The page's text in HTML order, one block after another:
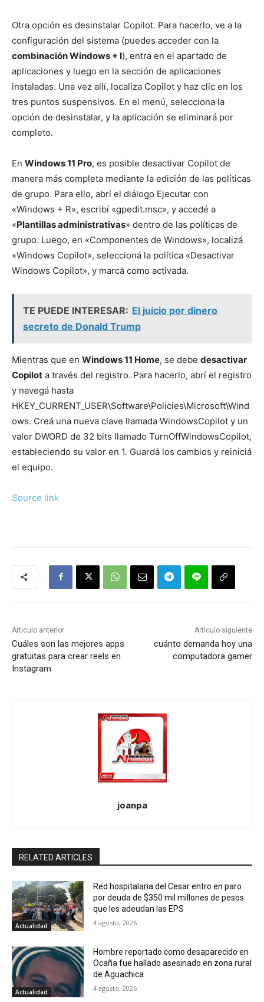
Otra opción es desinstalar Copilot. Para hacerlo, ve a la
configuración del sistema (puedes acceder con la
combinación Windows + I), entra en el apartado de
aplicaciones y luego en la sección de aplicaciones
instaladas. Una vez allí, localiza Copilot y haz clic en los
tres puntos suspensivos. En el menú, selecciona la
opción de desinstalar, y la aplicación se eliminará por
completo.
En Windows 11 Pro, es posible desactivar Copilot de
manera más completa mediante la edición de las políticas
de grupo. Para ello, abrí el diálogo Ejecutar con
«Windows + R», escribí «gpedit.msc», y accedé a
«Plantillas administrativas» dentro de las políticas de
grupo. Luego, en «Componentes de Windows», localizá
«Windows Copilot», seleccioná la política «Desactivar
Windows Copilot», y marcá como activada.
TE PUEDE INTERESAR: El juicio por dinero
secreto de Donald Trump
Mientras que en Windows 11 Home, se debe desactivar
Copilot a través del registro. Para hacerlo, abrí el registro
y navegá hasta
HKEY_CURRENT_USER\Software\Policies\Microsoft\Wind
ows. Creá una nueva clave llamada WindowsCopilot y un
valor DWORD de 32 bits llamado TurnOffWindowsCopilot,
estableciendo su valor en 1. Guardá los cambios y reiniciá
el equipo.
Source link
Artículo anterior
Cuáles son las mejores apps
gratuitas para crear reels en
Instagram
Artículo siguiente
cuánto demanda hoy una
computadora gamer
joanpa
RELATED ARTICLES
Actualidad
Red hospitalaria del Cesar entro en paro
por deuda de $350 mil millones de pesos
que les adeudan las EPS
4 agosto, 2026
Actualidad
Hombre reportado como desaparecido en
Ocaña fue hallado asesinado en zona rural
de Aguachica
4 agosto, 2026